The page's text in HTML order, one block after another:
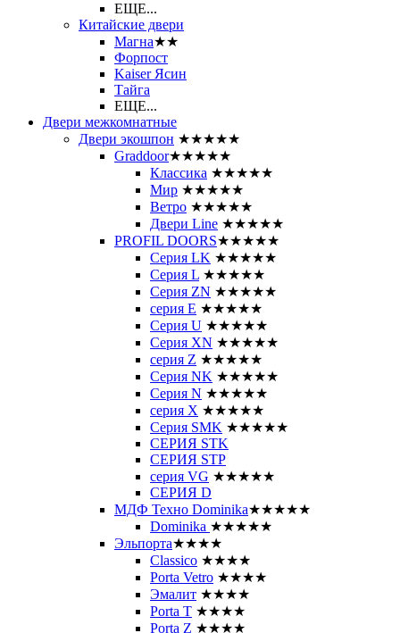
ЕЩЕ...
Китайские двери
Магна★★
Форпост
Kaiser Ясин
Тайга
ЕЩЕ...
Двери межкомнатные
Двери экошпон ★★★★★
Graddoor★★★★★
Классика ★★★★★
Мир ★★★★★
Ветро ★★★★★
Двери Line ★★★★★
PROFIL DOORS★★★★★
Серия LK ★★★★★
Серия L ★★★★★
Серия ZN ★★★★★
серия E ★★★★★
Серия U ★★★★★
Серия XN ★★★★★
серия Z ★★★★★
Серия NK ★★★★★
Серия N ★★★★★
серия X ★★★★★
Серия SMK ★★★★★
СЕРИЯ STK
СЕРИЯ STP
серия VG ★★★★★
СЕРИЯ D
МДФ Техно Dominika★★★★★
Dominika ★★★★★
Эльпорта★★★★
Classico ★★★★
Porta Vetro ★★★★
Эмалит ★★★★
Porta T ★★★★
Porta Z ★★★★